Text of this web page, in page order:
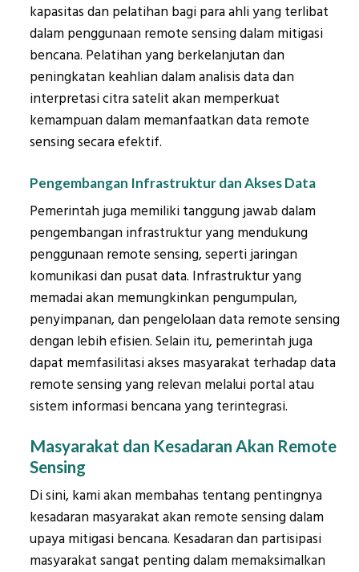
kapasitas dan pelatihan bagi para ahli yang terlibat
dalam penggunaan remote sensing dalam mitigasi
bencana. Pelatihan yang berkelanjutan dan
peningkatan keahlian dalam analisis data dan
interpretasi citra satelit akan memperkuat
kemampuan dalam memanfaatkan data remote
sensing secara efektif.
Pengembangan Infrastruktur dan Akses Data
Pemerintah juga memiliki tanggung jawab dalam
pengembangan infrastruktur yang mendukung
penggunaan remote sensing, seperti jaringan
komunikasi dan pusat data. Infrastruktur yang
memadai akan memungkinkan pengumpulan,
penyimpanan, dan pengelolaan data remote sensing
dengan lebih efisien. Selain itu, pemerintah juga
dapat memfasilitasi akses masyarakat terhadap data
remote sensing yang relevan melalui portal atau
sistem informasi bencana yang terintegrasi.
Masyarakat dan Kesadaran Akan Remote
Sensing
Di sini, kami akan membahas tentang pentingnya
kesadaran masyarakat akan remote sensing dalam
upaya mitigasi bencana. Kesadaran dan partisipasi
masyarakat sangat penting dalam memaksimalkan